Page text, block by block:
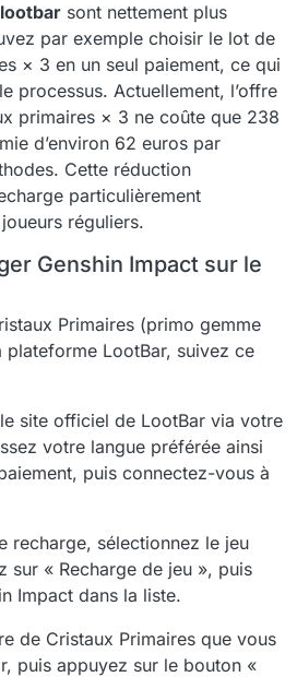
lootbar sont nettement plus
par exemple choisir le lot de
× 3 en un seul paiement, ce qui
processus. Actuellement, l’offre
primaires × 3 ne coûte que 238
d’environ 62 euros par
Cette réduction
particulièrement
réguliers.
Genshin Impact sur le
Primaires (primo gemme
plateforme LootBar, suivez ce
site officiel de LootBar via votre
votre langue préférée ainsi
puis connectez-vous à
recharge, sélectionnez le jeu
sur « Recharge de jeu », puis
Impact dans la liste.
de Cristaux Primaires que vous
puis appuyez sur le bouton «